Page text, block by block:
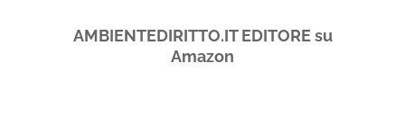
AMBIENTEDIRITTO.IT EDITORE su
Amazon